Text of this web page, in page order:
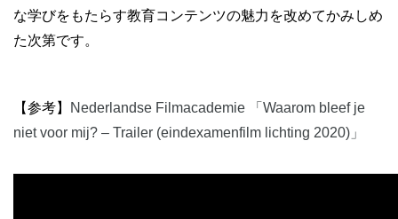
な学びをもたらす教育コンテンツの魅力を改めてかみしめ
た次第です。
【参考】
Nederlandse Filmacademie 「Waarom bleef je
niet voor mij? – Trailer (eindexamenfilm lichting 2020)」